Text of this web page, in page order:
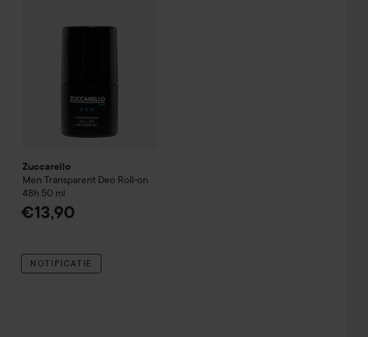
Zuccarello
Men Transparent Deo Roll-on
48h 50 ml
€13,90
NOTIFICATIE